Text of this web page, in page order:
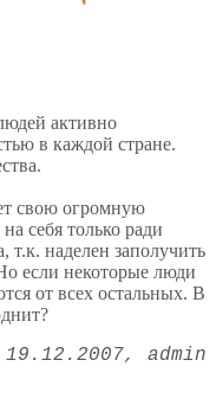
активно
в каждой стране.
свою огромную
себя только ради
т.к. наделен заполучить
если некоторые люди
от всех остальных. В
19.12.2007 admin